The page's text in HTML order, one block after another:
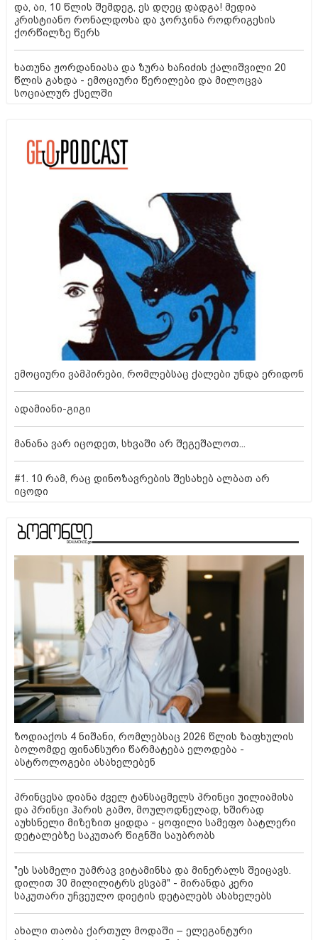
და, აი, 10 წლის შემდეგ, ეს დღეც დადგა! მედია
კრისტიანო რონალდოსა და ჯორჯინა როდრიგესის
ქორწილზე წერს
ხათუნა ჟორდანიასა და ზურა ხაჩიძის ქალიშვილი 20
წლის გახდა - ემოციური წერილები და მილოცვა
სოციალურ ქსელში
ემოციური ვამპირები, რომლებსაც ქალები უნდა ერიდონ
ადამიანი-გიგი
მანანა ვარ იცოდეთ, სხვაში არ შეგეშალოთ...
#1. 10 რამ, რაც დინოზავრების შესახებ ალბათ არ
იცოდი
ზოდიაქოს 4 ნიშანი, რომლებსაც 2026 წლის ზაფხულის
ბოლომდე ფინანსური წარმატება ელოდება -
ასტროლოგები ასახელებენ
პრინცესა დიანა ძველ ტანსაცმელს პრინცი უილიამისა
და პრინცი ჰარის გამო, მოულოდნელად, ხშირად
აუხსნელი მიზეზით ყიდდა - ყოფილი სამეფო ბატლერი
დეტალებზე საკუთარ წიგნში საუბრობს
"ეს სასმელი უამრავ ვიტამინსა და მინერალს შეიცავს.
დილით 30 მილილიტრს ვსვამ" - მირანდა კერი
საკუთარი უჩვეულო დიეტის დეტალებს ასახელებს
ახალი თაობა ქართულ მოდაში – ელეგანტური